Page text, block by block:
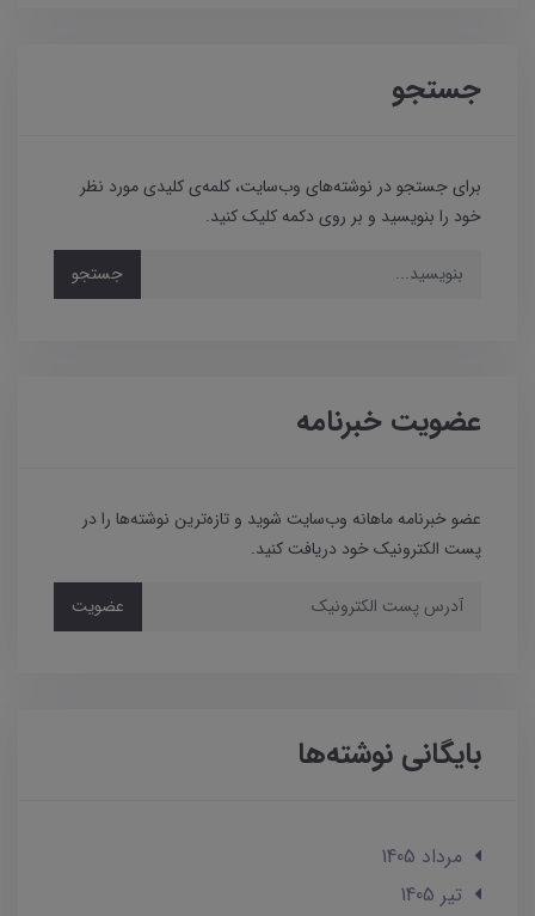
جستجو
برای جستجو در نوشته‌های وب‌سایت، کلمه‌ی کلیدی مورد نظر
خود را بنویسید و بر روی دکمه کلیک کنید.
جستجو
عضویت خبرنامه
عضو خبرنامه ماهانه وب‌سایت شوید و تازه‌ترین نوشته‌ها را در
پست الکترونیک خود دریافت کنید.
عضویت
بایگانی نوشته‌ها
مرداد 1405
تير 1405